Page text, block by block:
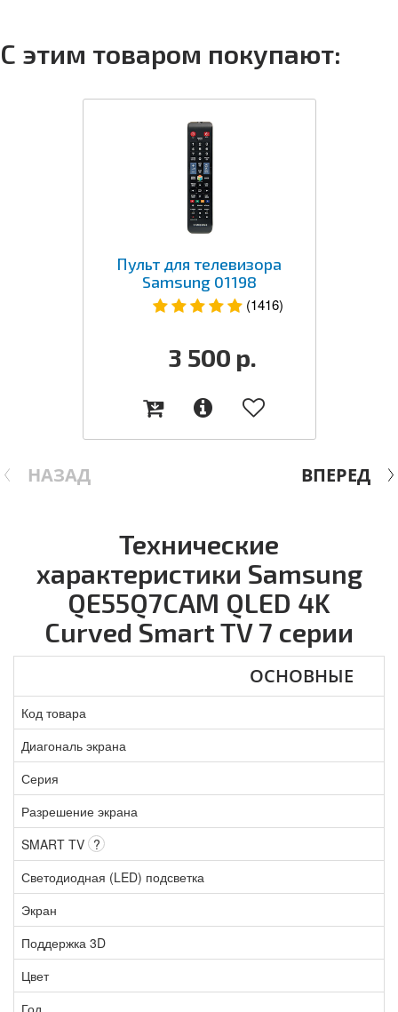
С этим товаром покупают:
НАЗАД
Пульт для телевизора
Samsung 01198
(1416)
3 500 р.
ВПЕРЕД
Технические
характеристики Samsung
QE55Q7CAM QLED 4K
Curved Smart TV 7 серии
ОСНОВНЫЕ
Код товара
Диагональ экрана
Серия
Разрешение экрана
SMART TV ?
Светодиодная (LED) подсветка
Экран
Поддержка 3D
Цвет
Год